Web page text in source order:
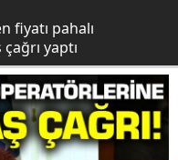
fiyatı pahalı
yaptı